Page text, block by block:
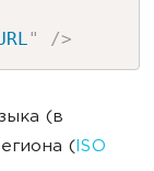
" />
(в
(ISO